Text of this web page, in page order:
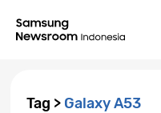
Tag > Galaxy A53